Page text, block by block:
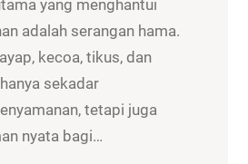
yang menghantui
adalah serangan hama.
kecoa, tikus, dan
sekadar
tetapi juga
nyata bagi…